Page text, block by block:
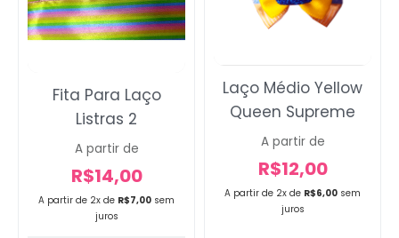
A partir de 2x de R$7,00 sem
juros
Fita Para Laço
Listras 2
A partir de
R$14,00
A partir de 2x de R$6,00 sem
juros
Laço Médio Yellow
Queen Supreme
A partir de
R$12,00